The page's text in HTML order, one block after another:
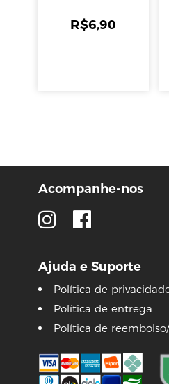
R$6,90
Acompanhe-nos
Ajuda e Suporte
Política de
Política de entrega
Política de